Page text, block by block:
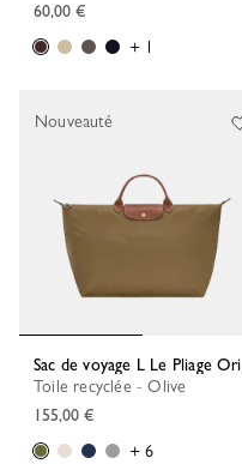
60,00 €
+ 1
Sac de voyage L Le Pliage Original
Toile recyclée - Olive
155,00 €
+ 6
Nouveauté